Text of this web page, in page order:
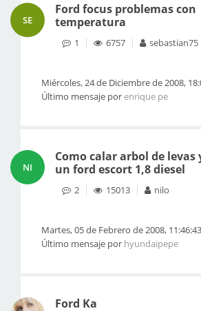
SE
Ford focus problemas con
temperatura
1 6757 sebastian75
Miércoles, 24 de Diciembre de 2008,
Último mensaje porenrique pe
NI
Como calar arbol de levas
un ford escort 1,8 diesel
2 15013 nilo
Martes, 05 de Febrero de 2008, 11:46:43
Último mensaje por hyundaipepe
Ford Ka